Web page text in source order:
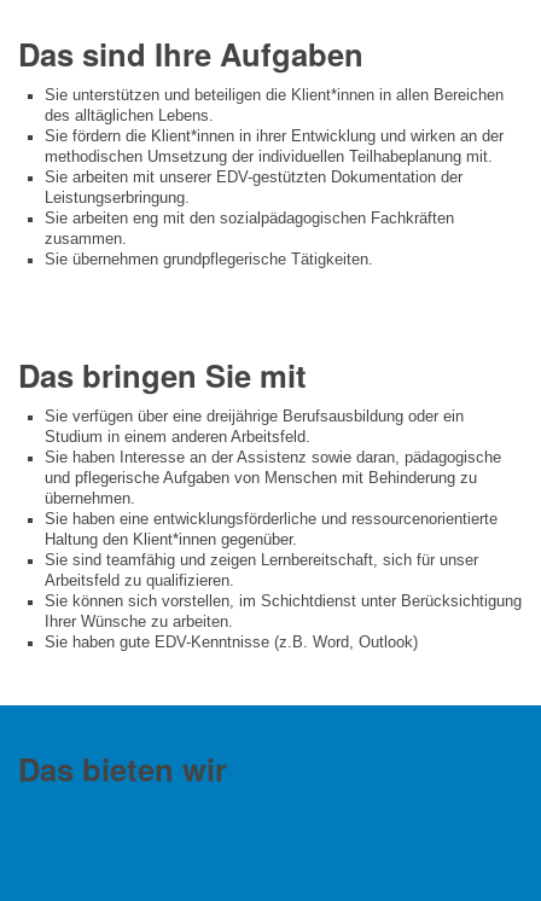
Das sind Ihre Aufgaben
Sie unterstützen und beteiligen die Klient*innen in allen Bereichen
des alltäglichen Lebens.
Sie fördern die Klient*innen in ihrer Entwicklung und wirken an der
methodischen Umsetzung der individuellen Teilhabeplanung mit.
Sie arbeiten mit unserer EDV-gestützten Dokumentation der
Leistungserbringung.
Sie arbeiten eng mit den sozialpädagogischen Fachkräften
zusammen.
Sie übernehmen grundpflegerische Tätigkeiten.
Das bringen Sie mit
Sie verfügen über eine dreijährige Berufsausbildung oder ein
Studium in einem anderen Arbeitsfeld.
Sie haben Interesse an der Assistenz sowie daran, pädagogische
und pflegerische Aufgaben von Menschen mit Behinderung zu
übernehmen.
Sie haben eine entwicklungsförderliche und ressourcenorientierte
Haltung den Klient*innen gegenüber.
Sie sind teamfähig und zeigen Lernbereitschaft, sich für unser
Arbeitsfeld zu qualifizieren.
Sie können sich vorstellen, im Schichtdienst unter Berücksichtigung
Ihrer Wünsche zu arbeiten.
Sie haben gute EDV-Kenntnisse (z.B. Word, Outlook)
Das bieten wir